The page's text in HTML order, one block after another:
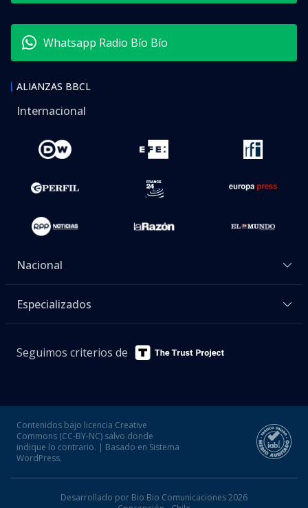
Whatsapp Radio Bío Bío
ALIANZAS BBCL
Internacional
Nacional
Especializados
Seguimos criterios de
Contenidos bajo licencia Creative
Commons (CC-BY-NC) salvo donde
indique lo contrario. | Basado en Sistema
WordPress.
Desarrollado por Bio Bio Comunicaciones 2026